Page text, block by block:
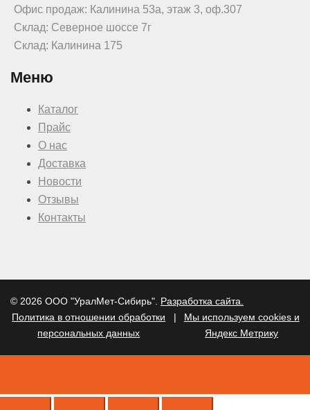
Офис продаж: Калинина 53а, этаж 3, оф.307
Склад: Северное шоссе 7г
Склад: Калинина 175
Меню
Каталог
Прайс
О нас
Доставка
Новости
Отзывы
Контакты
© 2026 ООО "УралМет-Сибирь". Разработка сайта.
Политика в отношении обработки
персональных данных
|
Мы используем cookies и
Яндекс Метрику